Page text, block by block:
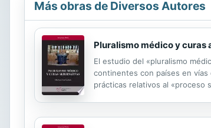
Más obras de Diversos Autores
Pluralismo médico y curas
El estudio del «pluralismo
continentes con países en
prácticas relativos al «proceso